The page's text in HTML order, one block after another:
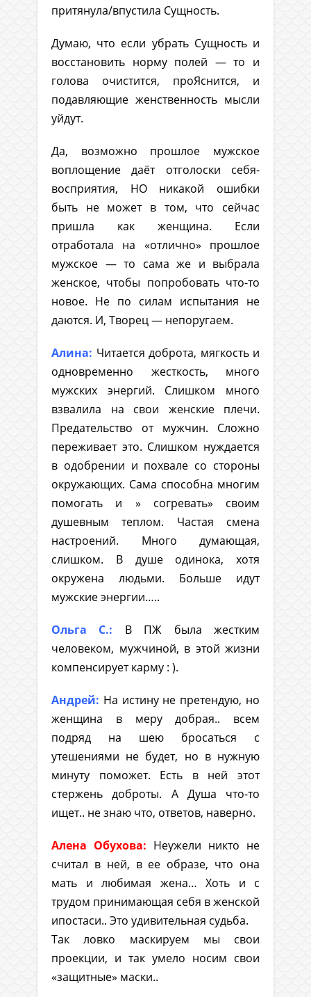
притянула/впустила Сущность.
Думаю, что если убрать Сущность и
восстановить норму полей — то и
голова очистится, проЯснится, и
подавляющие женственность мысли
уйдут.
Да, возможно прошлое мужское
воплощение даёт отголоски себя-
восприятия, НО никакой ошибки
быть не может в том, что сейчас
пришла как женщина. Если
отработала на «отлично» прошлое
мужское — то сама же и выбрала
женское, чтобы попробовать что-то
новое. Не по силам испытания не
даются. И, Творец — непоругаем.
Алина: Читается доброта, мягкость и
одновременно жесткость, много
мужских энергий. Слишком много
взвалила на свои женские плечи.
Предательство от мужчин. Сложно
переживает это. Слишком нуждается
в одобрении и похвале со стороны
окружающих. Сама способна многим
помогать и » согревать» своим
душевным теплом. Частая смена
настроений. Много думающая,
слишком. В душе одинока, хотя
окружена людьми. Больше идут
мужские энергии…..
Ольга С.: В ПЖ была жестким
человеком, мужчиной, в этой жизни
компенсирует карму : ).
Aндрей: На истину не претендую, но
женщина в меру добрая.. всем
подряд на шею бросаться с
утешениями не будет, но в нужную
минуту поможет. Есть в ней этот
стержень доброты. А Душа что-то
ищет.. не знаю что, ответов, наверно.
Алена Обухова: Неужели никто не
считал в ней, в ее образе, что она
мать и любимая жена… Хоть и с
трудом принимающая себя в женской
ипостаси.. Это удивительная судьба.
Так ловко маскируем мы свои
проекции, и так умело носим свои
«защитные» маски..